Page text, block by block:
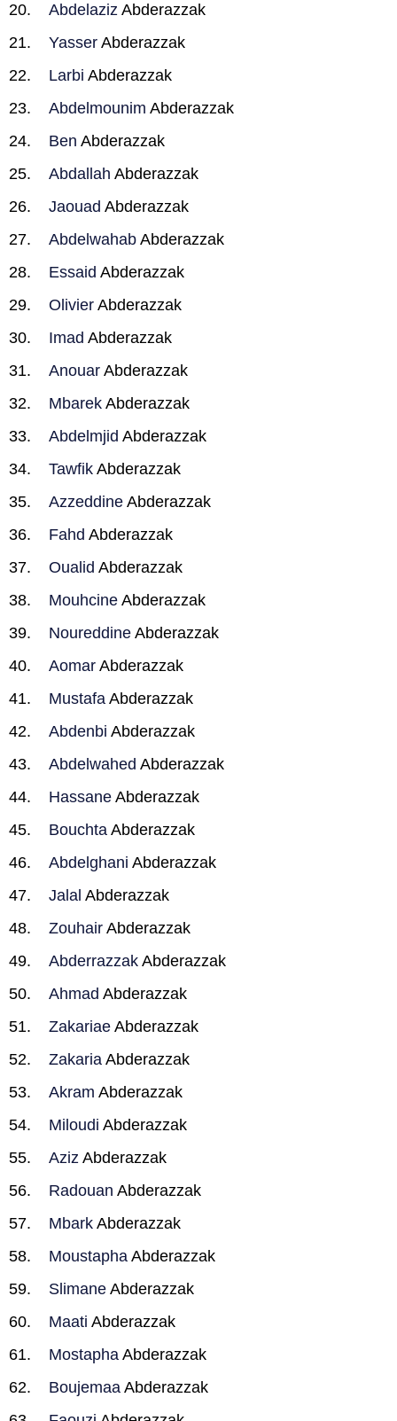
Abdelaziz Abderazzak
Yasser Abderazzak
Larbi Abderazzak
Abdelmounim Abderazzak
Ben Abderazzak
Abdallah Abderazzak
Jaouad Abderazzak
Abdelwahab Abderazzak
Essaid Abderazzak
Olivier Abderazzak
Imad Abderazzak
Anouar Abderazzak
Mbarek Abderazzak
Abdelmjid Abderazzak
Tawfik Abderazzak
Azzeddine Abderazzak
Fahd Abderazzak
Oualid Abderazzak
Mouhcine Abderazzak
Noureddine Abderazzak
Aomar Abderazzak
Mustafa Abderazzak
Abdenbi Abderazzak
Abdelwahed Abderazzak
Hassane Abderazzak
Bouchta Abderazzak
Abdelghani Abderazzak
Jalal Abderazzak
Zouhair Abderazzak
Abderrazzak Abderazzak
Ahmad Abderazzak
Zakariae Abderazzak
Zakaria Abderazzak
Akram Abderazzak
Miloudi Abderazzak
Aziz Abderazzak
Radouan Abderazzak
Mbark Abderazzak
Moustapha Abderazzak
Slimane Abderazzak
Maati Abderazzak
Mostapha Abderazzak
Boujemaa Abderazzak